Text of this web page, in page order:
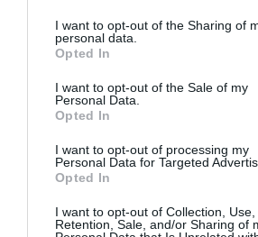
I want to opt-out of the Sharing of
personal data.
Opted In
I want to opt-out of the Sale of my
Personal Data.
Opted In
I want to opt-out of processing my
Personal Data for Targeted
Opted In
I want to opt-out of Collection, Use,
Retention, Sale, and/or Sharing of
σύγχρονου χορού που ξεχειλίζει
ενέργεια.
Στις 23 Νοεμβρίου, θα
Ριγολέττος , ένα εκπαιδευτικό
Όπερα Τσέπης Ριγολέττος είναι
πολυαισθητηριακή εμπειρία ειδικά
εμπνευσμένη από τον Ριγολέττο